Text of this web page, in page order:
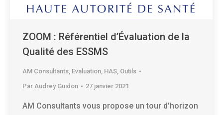
ZOOM : Référentiel d’Évaluation de la
Qualité des ESSMS
AM Consultants Evaluation HAS Outils
Par Audrey Guidon 27 janvier 2021
AM Consultants vous propose un tour d’horizon